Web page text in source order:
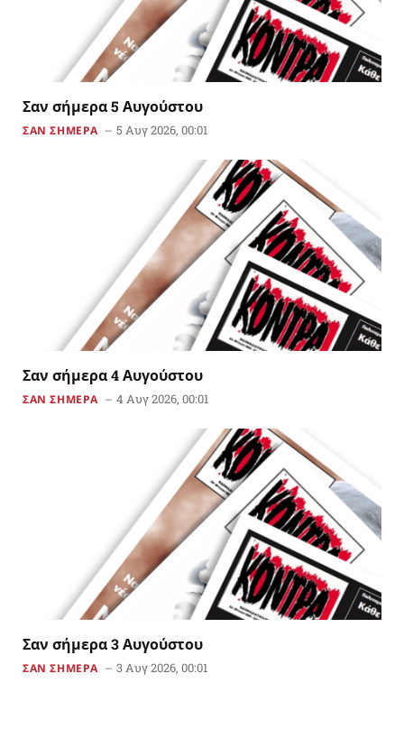
Σαν σήμερα 5 Αυγούστου
ΣΑΝ ΣΗΜΕΡΑ 5 Αυγ 2026, 00:01
Σαν σήμερα 4 Αυγούστου
ΣΑΝ ΣΗΜΕΡΑ 4 Αυγ 2026, 00:01
Σαν σήμερα 3 Αυγούστου
ΣΑΝ ΣΗΜΕΡΑ 3 Αυγ 2026, 00:01